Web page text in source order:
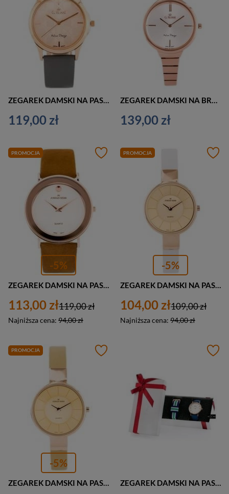
119,00 zł 139,00 zł
PROMOCJA
-5%
ZEGAREK DAMSKI NA PASKU CASUAL JORDAN KERR - DOVADO (zj851a) - antyalergiczny
113,00 zł
Najniższa cena: 94,00 zł
119,00 zł
PROMOCJA
-5%
ZEGAREK DAMSKI NA PASKU CASUAL JORDAN KERR - OBAKO (zj850a) - antyalergiczny
104,00 zł
Najniższa cena: 94,00 zł
109,00 zł
PROMOCJA
-5%